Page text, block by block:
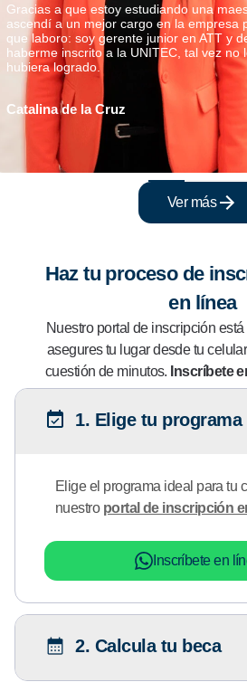
Gracias a que estoy estudiando una
ascendí a un mejor cargo en la empresa
que laboro: soy gerente junior en ATT y
haberme inscrito a la UNITEC, tal vez no
hubiera logrado.
Catalina de la Cruz
Ver más
Haz tu proceso de
en línea
Nuestro portal de inscripción
asegures tu lugar desde tu
cuestión de minutos. Inscríbete
1. Elige tu programa
Elige el programa ideal para tu
nuestro portal de inscripción
Inscríbete en
2. Calcula tu beca